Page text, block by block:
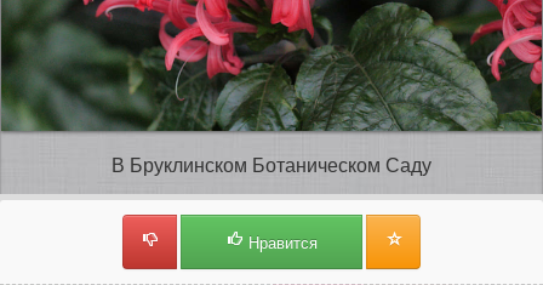
В Бруклинском Ботаническом Саду
Нравится